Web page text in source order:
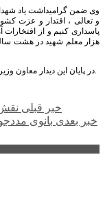
وی ضمن گرامیداشت یاد
و تعالی ، اقتدار و عزت
هزار معلم شهید در هشت
در پایان این دیدار معاون وزیر آموزش و پرورش از خانه موزه شهید فهمیده نیز بازدید کرد.
خبر قبلی
خبر بعدی بانوی